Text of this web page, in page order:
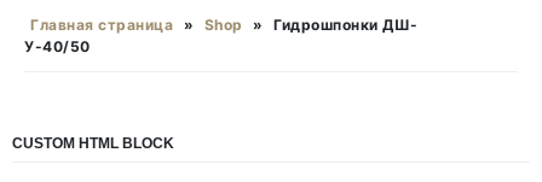
Главная страница » Shop »
Гидрошпонки ДШ-
У-40/50
CUSTOM HTML BLOCK